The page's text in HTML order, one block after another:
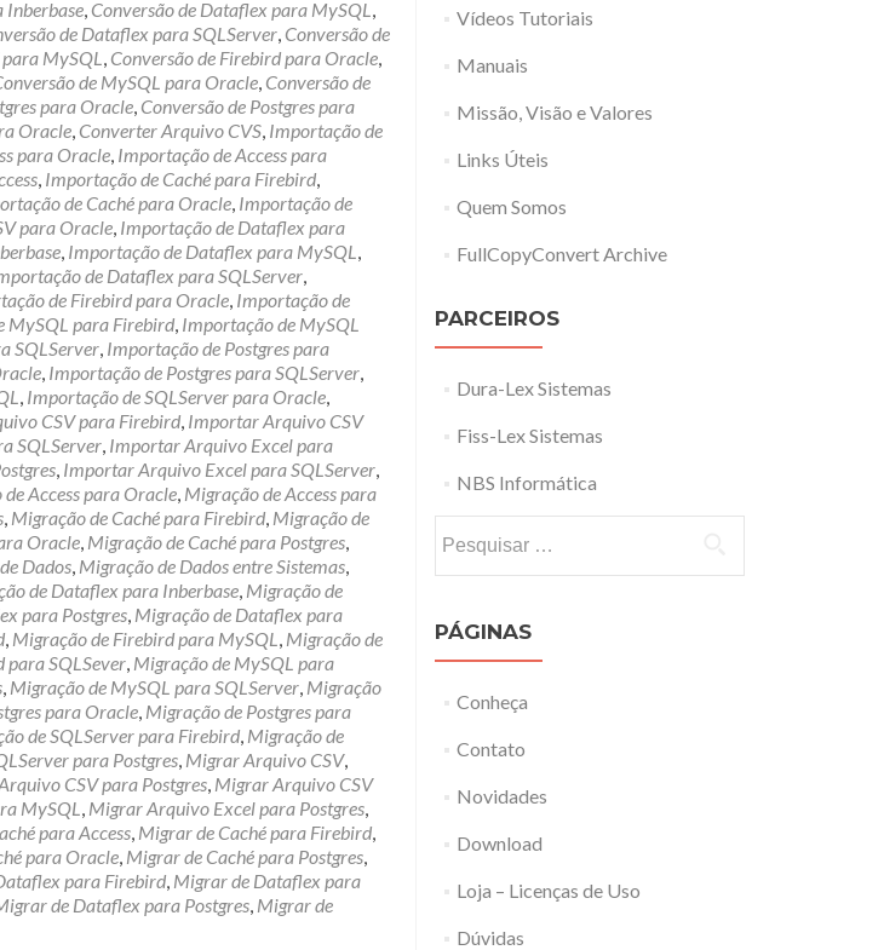
Inberbase, Conversão de Dataflex para MySQL,
de Dataflex para SQLServer, Conversão de
MySQL, Conversão de Firebird para Oracle,
de MySQL para Oracle, Conversão de
para Oracle, Conversão de Postgres para
Oracle, Converter Arquivo CVS, Importação de
para Oracle, Importação de Access para
, Importação de Caché para Firebird,
de Caché para Oracle, Importação de
para Oracle, Importação de Dataflex para
, Importação de Dataflex para MySQL,
de Dataflex para SQLServer,
de Firebird para Oracle, Importação de
MySQL para Firebird, Importação de MySQL
SQLServer, Importação de Postgres para
, Importação de Postgres para SQLServer,
, Importação de SQLServer para Oracle,
CSV para Firebird, Importar Arquivo CSV
SQLServer, Importar Arquivo Excel para
, Importar Arquivo Excel para SQLServer,
Access para Oracle, Migração de Access para
, Migração de Caché para Firebird, Migração de
Oracle, Migração de Caché para Postgres,
Dados, Migração de Dados entre Sistemas,
de Dataflex para Inberbase, Migração de
para Postgres, Migração de Dataflex para
, Migração de Firebird para MySQL, Migração de
para SQLSever, Migração de MySQL para
, Migração de MySQL para SQLServer, Migração
para Oracle, Migração de Postgres para
de SQLServer para Firebird, Migração de
para Postgres, Migrar Arquivo CSV,
CSV para Postgres, Migrar Arquivo CSV
MySQL, Migrar Arquivo Excel para Postgres,
para Access, Migrar de Caché para Firebird,
para Oracle, Migrar de Caché para Postgres,
para Firebird, Migrar de Dataflex para
de Dataflex para Postgres, Migrar de
Vídeos Tutoriais
Manuais
Missão, Visão e Valores
Links Úteis
Quem Somos
FullCopyConvert Archive
PARCEIROS
Dura-Lex Sistemas
Fiss-Lex Sistemas
NBS Informática
por:
PÁGINAS
Conheça
Contato
Novidades
Download
Loja – Licenças de Uso
Dúvidas